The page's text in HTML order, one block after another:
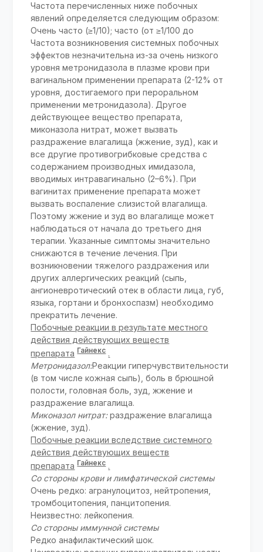
Частота перечисленных ниже побочных
явлений определяется следующим образом:
Очень часто (≥1/10); часто (от ≥1/100 до
Частота возникновения системных побочных
эффектов незначительна из-за очень низкого
уровня метронидазола в плазме крови при
вагинальном применении препарата (2-12% от
уровня, достигаемого при пероральном
применении метронидазола). Другое
действующее вещество препарата,
миконазола нитрат, может вызвать
раздражение влагалища (жжение, зуд), как и
все другие противогрибковые средства с
содержанием производных имидазола,
вводимых интравагинально (2–6%). При
вагинитах применение препарата может
вызвать воспаление слизистой влагалища.
Поэтому жжение и зуд во влагалище может
наблюдаться от начала до третьего дня
терапии. Указанные симптомы значительно
снижаются в течение лечения. При
возникновении тяжелого раздражения или
других аллергических реакций (сыпь,
ангионевротический отек в области лица, губ,
языка, гортани и бронхоспазм) необходимо
прекратить лечение.
Побочные реакции в результате местного
действия действующих веществ
препарата Гайнекс .
Метронидазол:Реакции гиперчувствительности
(в том числе кожная сыпь), боль в брюшной
полости, головная боль, зуд, жжение и
раздражение влагалища.
Миконазол нитрат:раздражение влагалища
(жжение, зуд).
Побочные реакции вследствие системного
действия действующих веществ
препарата Гайнекс .
Со стороны крови и лимфатической системы
Очень редко: агранулоцитоз, нейтропения,
тромбоцитопения, панцитопения.
Неизвестно: лейкопения.
Со стороны иммунной системы
Редко анафилактический шок.